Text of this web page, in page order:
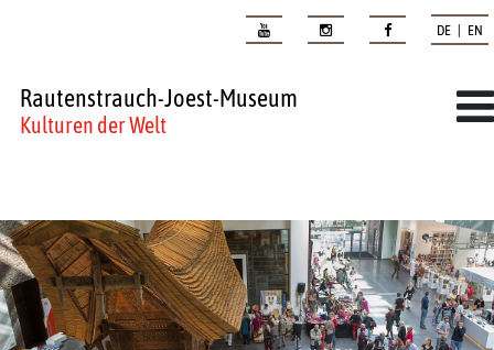
DE | EN
Rautenstrauch-Joest-Museum
Kulturen der Welt